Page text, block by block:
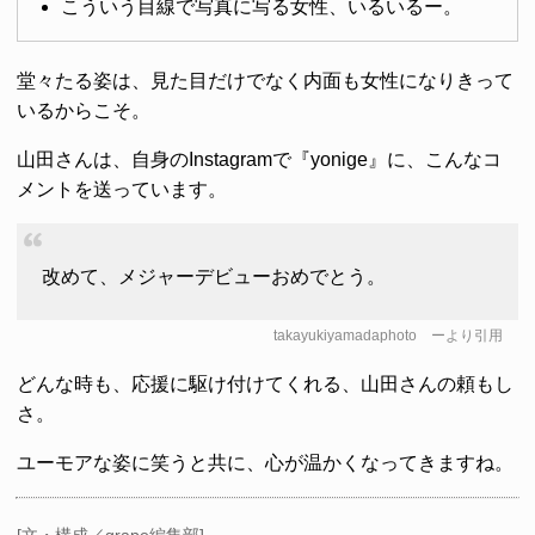
こういう目線で写真に写る女性、いるいるー。
堂々たる姿は、見た目だけでなく内面も女性になりきって
いるからこそ。
山田さんは、自身のInstagramで『yonige』に、こんなコ
メントを送っています。
改めて、メジャーデビューおめでとう。
takayukiyamadaphoto ーより引用
どんな時も、応援に駆け付けてくれる、山田さんの頼もし
さ。
ユーモアな姿に笑うと共に、心が温かくなってきますね。